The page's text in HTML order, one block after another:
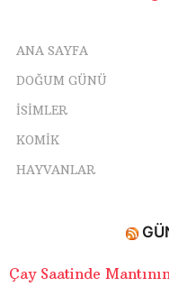
ANA SAYFA
DOĞUM GÜNÜ
ISIMLER
KOMIK
HAYVANLAR
Çay Saatinde